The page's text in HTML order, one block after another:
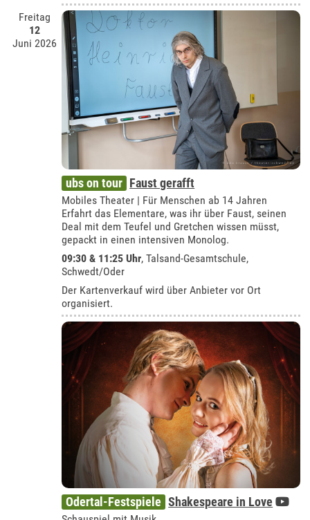
Freitag
12
Juni 2026
ubs on tour Faust gerafft
Mobiles Theater | Für Menschen ab 14 Jahren
Erfahrt das Elementare, was ihr über Faust, seinen
Deal mit dem Teufel und Gretchen wissen müsst,
gepackt in einen intensiven Monolog.
09:30 & 11:25 Uhr,Talsand-Gesamtschule,
Schwedt/Oder
Der Kartenverkauf wird über Anbieter vor Ort
organisiert.
Odertal-Festspiele Shakespeare in Love